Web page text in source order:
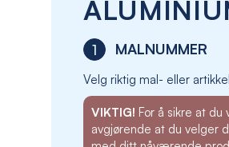
1 MALNUMMER
Velg riktig mal- eller
VIKTIG! For å sikre at
avgjørende at du velger